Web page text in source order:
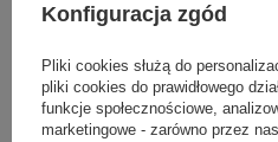
Konfiguracja zgód
Pliki cookies służą do
pliki cookies do prawidłowego
funkcje społecznościowe,
marketingowe - zarówno przez